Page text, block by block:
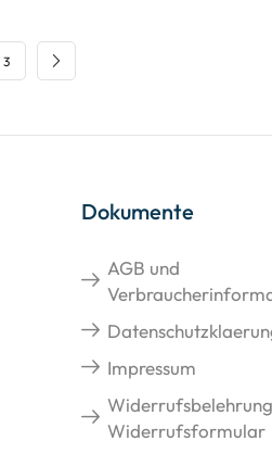
3
Dokumente
AGB und
Impressum
Widerrufsformular